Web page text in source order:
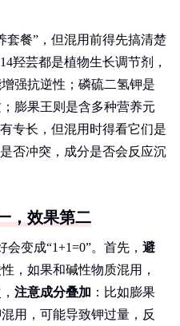
套餐”，但混用前得先搞清楚
羟芸都是植物生长调节剂，
强抗逆性；磷硫二氢钾是
膨果王则是含多种营养元
专长，但混用时得看它们是
否冲突，成分是否会反应沉
，效果第二
变成“1+1=0”。首先， 避
，如果和碱性物质混用，
注意成分叠加 ：比如膨果
用，可能导致钾过量，反